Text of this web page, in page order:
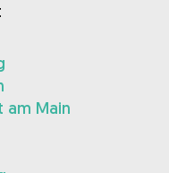
am Main